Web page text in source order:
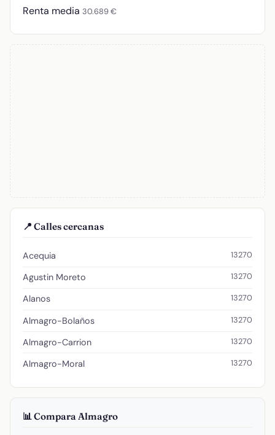
Renta media 30.689 €
📍 Calles cercanas
Acequia 13270
Agustin Moreto 13270
Alanos 13270
Almagro-Bolaños 13270
Almagro-Carrion 13270
Almagro-Moral 13270
📊 Compara Almagro